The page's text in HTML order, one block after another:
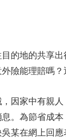
4K專區
生第一次 人生第
NBA 中超
文化體育 冰雪道
地的共享出
險能理賠嗎
家中有親人
。為節省成
某在網上回應